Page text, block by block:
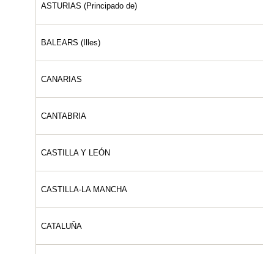
ASTURIAS (Principado de)
BALEARS (Illes)
CANARIAS
CANTABRIA
CASTILLA Y LEÓN
CASTILLA-LA MANCHA
CATALUÑA